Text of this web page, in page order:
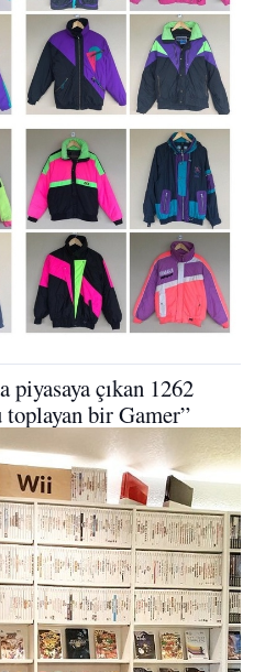
piyasaya çıkan 1262
bir Gamer”